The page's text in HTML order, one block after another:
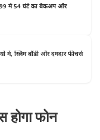
में 54 घंटे का बैकअप और
स्लिम बॉडी और दमदार फीचर्स
होगा फोन